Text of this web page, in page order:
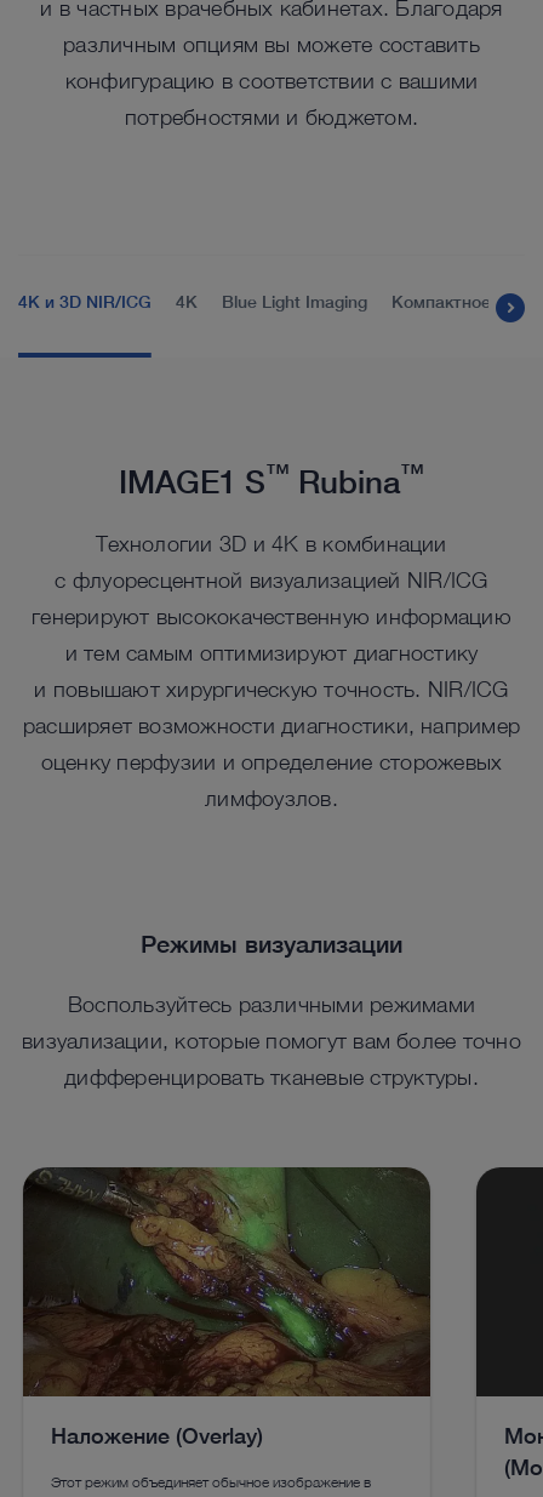
и в частных врачебных кабинетах. Благодаря
различным опциям вы можете составить
конфигурацию в соответствии с вашими
потребностями и бюджетом.
4K и 3D NIR/ICG 4K Blue Light Imaging Компактное
IMAGE1 S ™ Rubina™
Технологии 3D и 4K в комбинации
с флуоресцентной визуализацией NIR/ICG
генерируют высококачественную информацию
и тем самым оптимизируют диагностику
и повышают хирургическую точность. NIR/ICG
расширяет возможности диагностики, например
оценку перфузии и определение сторожевых
лимфоузлов.
Режимы визуализации
Воспользуйтесь различными режимами
визуализации, которые помогут вам более точно
дифференцировать тканевые структуры.
Наложение (Overlay)
Этот режим объединяет обычное изображение в